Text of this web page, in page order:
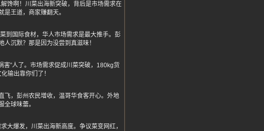
馋啊！川菜出海新突破，背后是市场需求在
王道，商家赚翻天。
到国际食材，华人市场需求是最大推手。彭
沉默？那是因为没尝到真滋味！
害”人了。市场需求促成川菜突破，180kg货
输出靠你们了！
飞，彭州农民增收，温哥华食客开心。外地
球味蕾。
大爆发，川菜出海新高度。争议菜变网红，